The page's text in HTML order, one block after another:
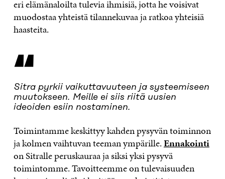
eri elämänaloilta tulevia ihmisiä, jotta he voisivat
muodostaa yhteistä tilannekuvaa ja ratkoa yhteisiä
haasteita.
“
Sitra pyrkii vaikuttavuuteen ja systeemiseen
muutokseen. Meille ei siis riitä uusien
ideoiden esiin nostaminen.
Toimintamme keskittyy kahden pysyvän toiminnon
ja kolmen vaihtuvan teeman ympärille.Ennakointi
on Sitralle peruskauraa ja siksi yksi pysyvä
toimintomme. Tavoitteemme on tulevaisuuden